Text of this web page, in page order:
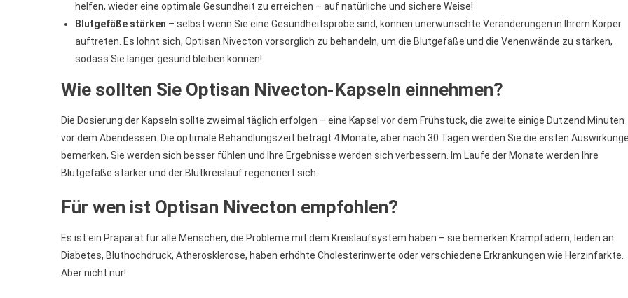
helfen, wieder eine optimale Gesundheit zu erreichen – auf natürliche und sichere Weise!
Blutgefäße stärken – selbst wenn Sie eine Gesundheitsprobe sind, können unerwünschte Veränderungen in Ihrem Körper
auftreten. Es lohnt sich, Optisan Nivecton vorsorglich zu behandeln, um die Blutgefäße und die Venenwände zu stärken,
sodass Sie länger gesund bleiben können!
Wie sollten Sie Optisan Nivecton-Kapseln einnehmen?
Die Dosierung der Kapseln sollte zweimal täglich erfolgen – eine Kapsel vor dem Frühstück, die zweite einige Dutzend Minuten
vor dem Abendessen. Die optimale Behandlungszeit beträgt 4 Monate, aber nach 30 Tagen werden Sie die ersten
bemerken, Sie werden sich besser fühlen und Ihre Ergebnisse werden sich verbessern. Im Laufe der Monate werden Ihre
Blutgefäße stärker und der Blutkreislauf regeneriert sich.
Für wen ist Optisan Nivecton empfohlen?
Es ist ein Präparat für alle Menschen, die Probleme mit dem Kreislaufsystem haben – sie bemerken Krampfadern, leiden an
Diabetes, Bluthochdruck, Atherosklerose, haben erhöhte Cholesterinwerte oder verschiedene Erkrankungen wie Herzinfarkte.
Aber nicht nur!